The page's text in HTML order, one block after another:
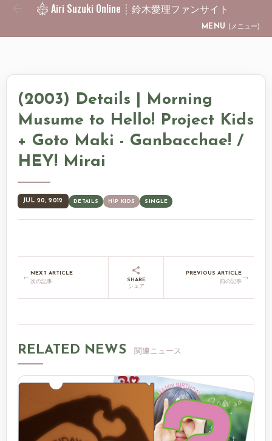
Skip to main content
Airi Suzuki Online ┊ 鈴木愛理ファンサイト
MENU (メニュー)
(2003) Details | Morning
Musume to Hello! Project Kids
+ Goto Maki - Ganbacchae! /
HEY! Mirai
JUL 20, 2012 DETAILS H!P KIDS SINGLE
← NEXT ARTICLE
次の記事
SHARE
シェア
PREVIOUS ARTICLE
前の記事 →
RELATED NEWS 関連ニュース